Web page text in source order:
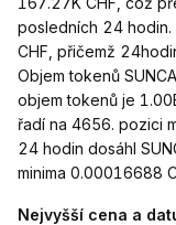
posledních 24 hodin.
CHF, přičemž
Objem tokenů
objem tokenů je
řadí na 4656. pozici
24 hodin dosáhl
minima 0.00016688
Nejvyšší cena a